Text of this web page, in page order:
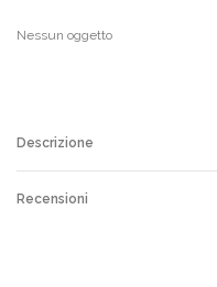
Nessun oggetto
Descrizione
Recensioni